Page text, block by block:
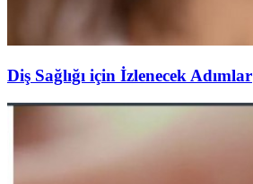
Diş Sağlığı için İzlenecek Adımlar